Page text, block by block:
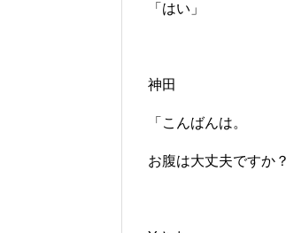
「はい」
神田
「こんばんは。
お腹は大丈夫ですか？